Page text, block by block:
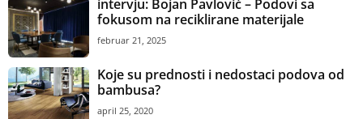
intervju: Bojan Pavlović – Podovi sa
fokusom na reciklirane materijale
februar 21, 2025
Koje su prednosti i nedostaci podova od
bambusa?
april 25, 2020